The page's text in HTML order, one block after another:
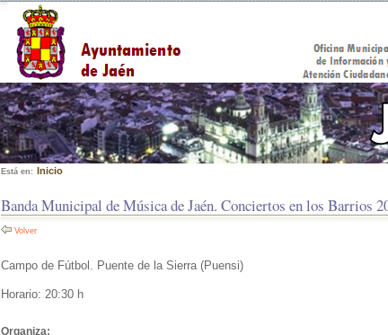
Está en: Inicio
Banda Municipal de Música de Jaén. Conciertos en los Barrios
Volver
Campo de Fútbol. Puente de la Sierra (Puensi)
Horario: 20:30 h
Organiza: